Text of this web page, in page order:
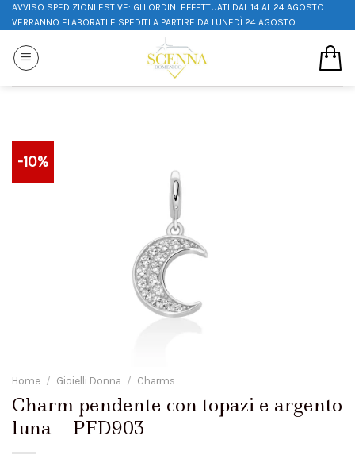
AVVISO SPEDIZIONI ESTIVE: GLI ORDINI EFFETTUATI DAL 14 AL 24 AGOSTO
VERRANNO ELABORATI E SPEDITI A PARTIRE DA LUNEDÌ 24 AGOSTO
-10%
Home / Gioielli Donna / Charms
Charm pendente con topazi e argento
luna – PFD903